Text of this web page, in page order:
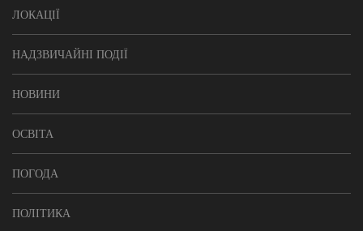
ЛОКАЦІЇ
НАДЗВИЧАЙНІ ПОДІЇ
НОВИНИ
ОСВІТА
ПОГОДА
ПОЛІТИКА